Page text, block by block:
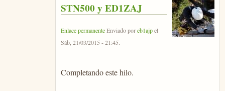
STN500 y ED1ZAJ
Enlace permanenteEnviado poreb1ajpel
Sáb, 21/03/2015 - 21:45.
Completando este hilo.